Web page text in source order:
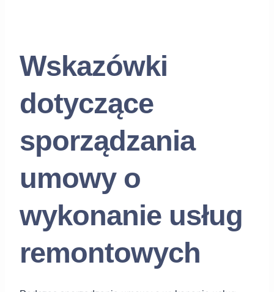
Wskazówki
dotyczące
sporządzania
umowy o
wykonanie usług
remontowych